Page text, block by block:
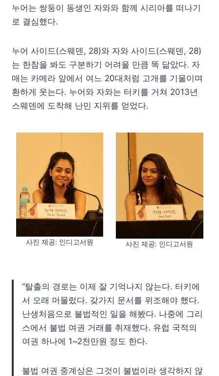
누어는 쌍둥이 동생인 자와와 함께 시리아를 떠나기
로 결심했다.
누어 사이드(스웨덴, 28)와 자와 사이드(스웨덴, 28)
는 한참을 봐도 구분하기 어려울 만큼 똑 닮았다. 자
매는 카메라 앞에서 여느 20대처럼 고개를 기울이며
환하게 웃는다. 누어와 자와는 터키를 거쳐 2013년
스웨덴에 도착해 난민 지위를 얻었다.
사진 제공: 인디고서원 사진 제공: 인디고서원
“탈출의 경로는 이제 잘 기억나지 않는다. 터키에
서 오래 머물렀다. 갖가지 문서를 위조해야 했다.
난생처음으로 불법적인 일을 해봤다. 나중에 그리
스에서 불법 여권 거래를 취재했다. 유럽 국적의
여권 하나에 1~2천만원 정도 한다.
불법 여권 중계상은 그것이 불법이라 생각하지 않